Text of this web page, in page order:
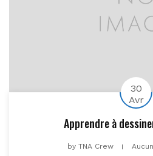
30
Avr
Apprendre à
by TNA Crew